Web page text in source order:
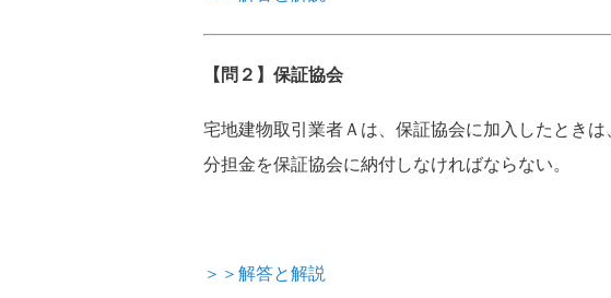
【問２】保証協会
宅地建物取引業者Ａは、保証協会に加入したとき
分担金を保証協会に納付しなければならない。
＞＞解答と解説